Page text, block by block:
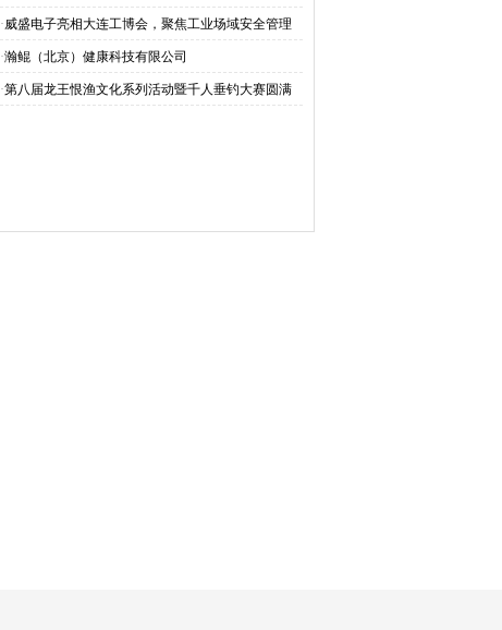
·威盛电子亮相大连工博会，聚焦工业场域安全管理
·瀚鲲（北京）健康科技有限公司
·第八届龙王恨渔文化系列活动暨千人垂钓大赛圆满